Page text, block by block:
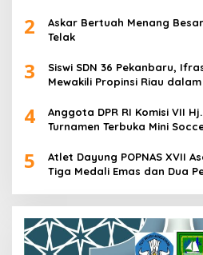
2
Askar Bertuah Menang
Telak
3
Siswi SDN 36 Pekanbaru,
Mewakili Propinsi Riau
4
Anggota DPR RI Komisi VII
Turnamen Terbuka Mini
5
Atlet Dayung POPNAS XVII
Tiga Medali Emas dan Dua